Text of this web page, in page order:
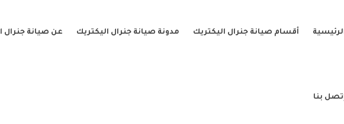
أقسام صيانة جنرال اليكتريك مدونة صيانة جنرال اليكتريك عن صيانة جنرال
بنا